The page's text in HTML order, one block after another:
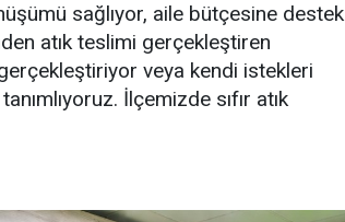
sağlıyor, aile bütçesine destek
atık teslimi gerçekleştiren
veya kendi istekleri
İlçemizde sıfır atık